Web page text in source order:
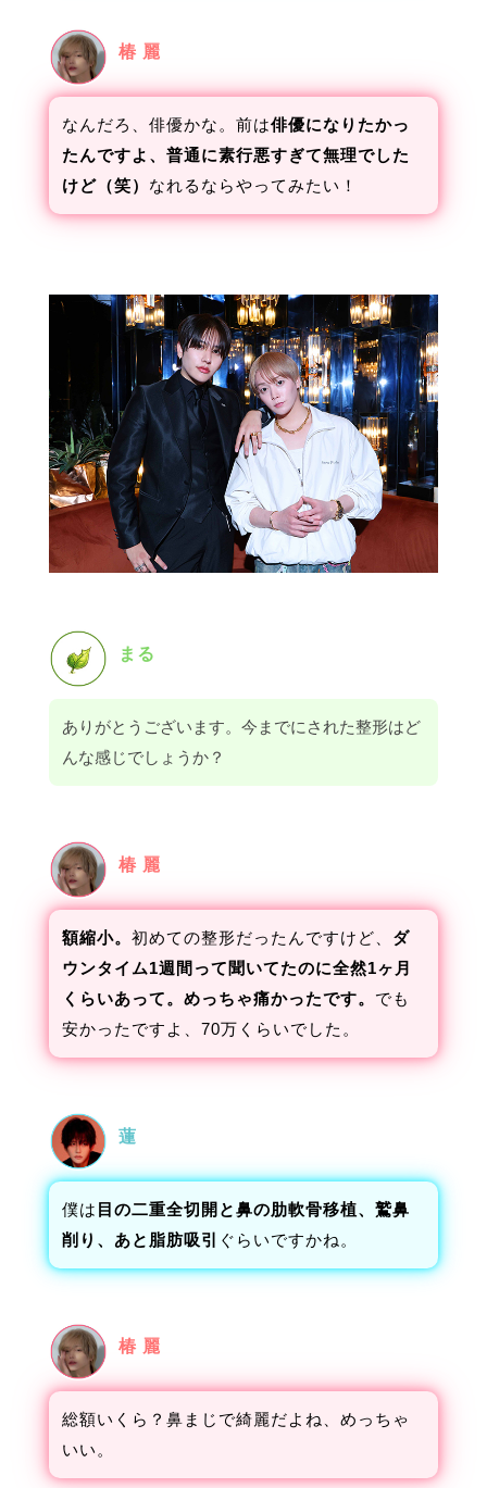
椿 麗
なんだろ、俳優かな。前は俳優になりたかっ
たんですよ、普通に素行悪すぎて無理でした
けど（笑） なれるならやってみたい！
まる
ありがとうございます。今までにされた整形はど
んな感じでしょうか？
椿 麗
額縮小。 初めての整形だったんですけど、 ダ
ウンタイム1週間って聞いてたのに全然1ヶ月
くらいあって。めっちゃ痛かったです。 でも
安かったですよ、70万くらいでした。
蓮
僕は 目の二重全切開と鼻の肋軟骨移植、鷲鼻
削り、あと脂肪吸引 ぐらいですかね。
椿 麗
総額いくら？鼻まじで綺麗だよね、めっちゃ
いい。